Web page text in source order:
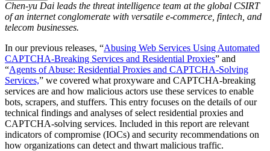
Chen-yu Dai leads the threat intelligence team at the global CSIRT
of an internet conglomerate with versatile e-commerce, fintech, and
telecom businesses.
In our previous releases, “Abusing Web Services Using Automated
CAPTCHA-Breaking Services and Residential Proxies” and
“Agents of Abuse: Residential Proxies and CAPTCHA-Solving
Services,” we covered what proxyware and CAPTCHA-breaking
services are and how malicious actors use these services to enable
bots, scrapers, and stuffers. This entry focuses on the details of our
technical findings and analyses of select residential proxies and
CAPTCHA-solving services. Included in this report are relevant
indicators of compromise (IOCs) and security recommendations on
how organizations can detect and thwart malicious traffic.